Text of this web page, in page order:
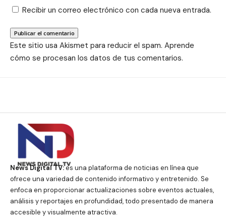
Recibir un correo electrónico con cada nueva entrada.
Este sitio usa Akismet para reducir el spam. Aprende
cómo se procesan los datos de tus comentarios.
News Digital TV:es una plataforma de noticias en línea que
ofrece una variedad de contenido informativo y entretenido. Se
enfoca en proporcionar actualizaciones sobre eventos actuales,
análisis y reportajes en profundidad, todo presentado de manera
accesible y visualmente atractiva.